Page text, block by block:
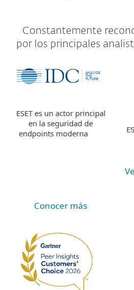
Constantemente
por los principales
ESET es un actor principal
en la seguridad de
endpoints moderna
Conocer más